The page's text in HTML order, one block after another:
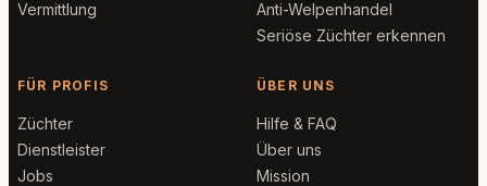
Vermittlung
Anti-Welpenhandel
Seriöse Züchter erkennen
FÜR PROFIS
Züchter
Dienstleister
Jobs
ÜBER UNS
Hilfe & FAQ
Über uns
Mission